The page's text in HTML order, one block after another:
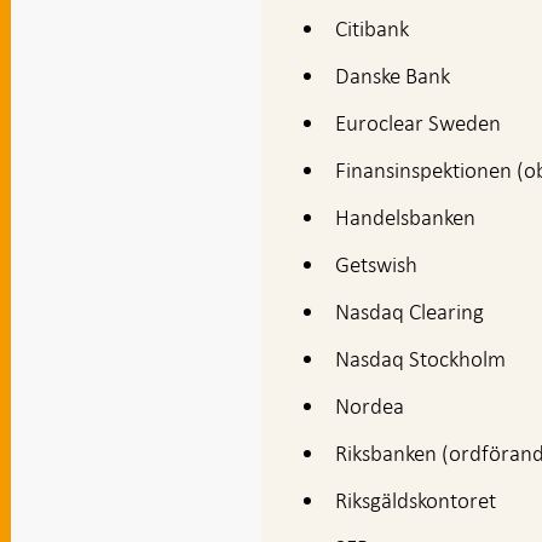
Citibank
Danske Bank
Euroclear Sweden
Finansinspektionen
Handelsbanken
Getswish
Nasdaq Clearing
Nasdaq Stockholm
Nordea
Riksbanken
Riksgäldskontoret